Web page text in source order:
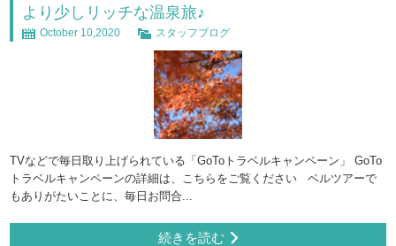
より少しリッチな温泉旅♪
October 10,2020 スタッフブログ
TVなどで毎日取り上げられている「GoToトラベルキャンペーン」 GoTo
トラベルキャンペーンの詳細は、こちらをご覧ください ベルツアーで
もありがたいことに、毎日お問合...
続きを読む